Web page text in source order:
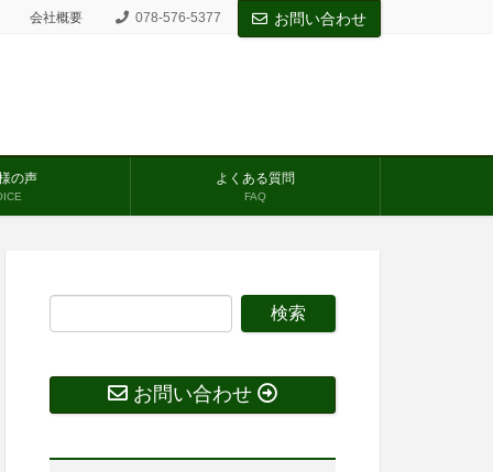
会社概要 078-576-5377 お問い合わせ
の声 よくある質問
FAQ
お問い合わせ